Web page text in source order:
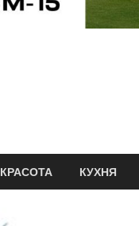
КРАСОТА КУХНЯ